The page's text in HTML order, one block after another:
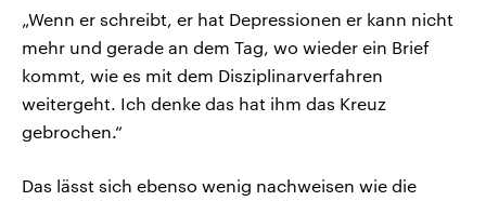
„Wenn er schreibt, er hat Depressionen er kann nicht
mehr und gerade an dem Tag, wo wieder ein Brief
kommt, wie es mit dem Disziplinarverfahren
weitergeht. Ich denke das hat ihm das Kreuz
gebrochen.“
Das lässt sich ebenso wenig nachweisen wie die